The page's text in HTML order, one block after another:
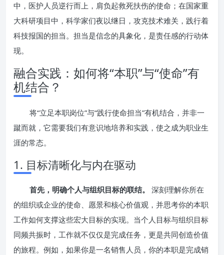
中，医护人员逆行而上，肩负起救死扶伤的使命；在国家重
大科研项目中，科学家们夜以继日，攻克技术难关，践行着
科技报国的担当。担当是信念的具象化，是责任感的行动体
现。
融合实践：如何将“本职”与“使命”有
机结合？
将“立足本职岗位”与“践行使命担当”有机结合，并非一
蹴而就，它需要我们有意识地培养和实践，使之成为职业生
涯的常态。
1. 目标清晰化与内在驱动
首先，明确个人与组织目标的联结。
深刻理解你所在
的组织或企业的使命、愿景和核心价值观，并思考你的本职
工作如何支撑这些宏大目标的实现。当个人目标与组织目标
同频共振时，工作就不仅仅是完成任务，更是共同创造价值
的旅程。例如，如果你是一名销售人员，你的本职是完成销